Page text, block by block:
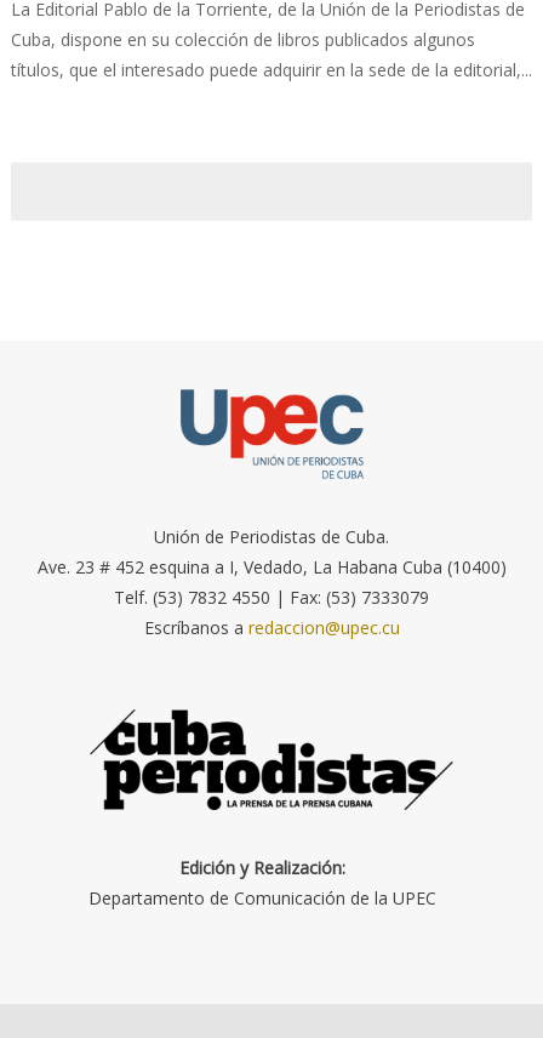
La Editorial Pablo de la Torriente, de la Unión de la Periodistas de
Cuba, dispone en su colección de libros publicados algunos
títulos, que el interesado puede adquirir en la sede de la editorial,...
Unión de Periodistas de Cuba.
Ave. 23 # 452 esquina a I, Vedado, La Habana Cuba (10400)
Telf. (53) 7832 4550 | Fax: (53) 7333079
Escríbanos a redaccion@upec.cu
Edición y Realización:
Departamento de Comunicación de la UPEC